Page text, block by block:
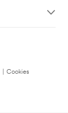
Cookies